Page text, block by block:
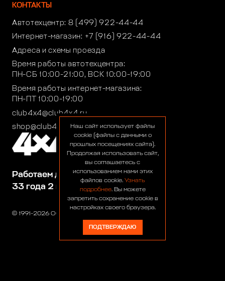
© 1991-2026 ООО «Сервис 4х4»
Работаем для вас:
33 года 2 месяца 24 дня
КОНТАКТЫ
Автотехцентр: 8 (499) 922-44-44
Интернет-магазин: +7 (916) 922-44-44
Адреса и схемы проезда
Время работы автотехцентра:
ПН-СБ 10:00-21:00, ВСК 10:00-19:00
Время работы интернет-магазина:
ПН-ПТ 10:00-19:00
club4x4@club4x4.ru
shop@club4x4.ruНаш сайт использует файлы
cookie (файлы с данными о
прошлых посещениях сайта).
Продолжая использовать сайт,
вы соглашаетесь с
использованием нами этих
файлов cookie. Узнать
подробнее. Вы можете
запретить сохранение cookie в
настройках своего браузера.
ПОДТВЕРЖДАЮ